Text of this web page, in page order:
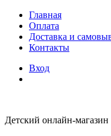
Главная
Оплата
Доставка и
Контакты
Вход
Детский онлайн-магазин